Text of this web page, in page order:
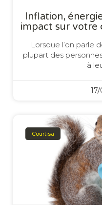
Inflation,
impact sur votre
Lorsque l’on parle
plupart des
à
Courtisa